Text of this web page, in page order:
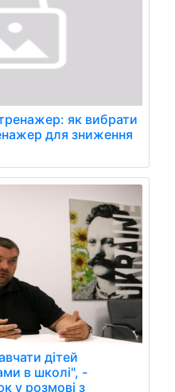
як вибрати
для зниження
дітей
в школі", -
у розмові з